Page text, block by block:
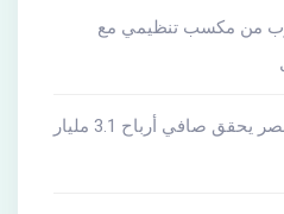
من مكسب تنظيمي مع
البنك الأهلي الكويتي – مصر يحقق صافي أرباح 3.1 مليار